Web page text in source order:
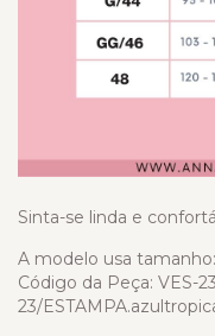
Sinta-se linda e
A modelo usa
Código da Peça: VES-
23/